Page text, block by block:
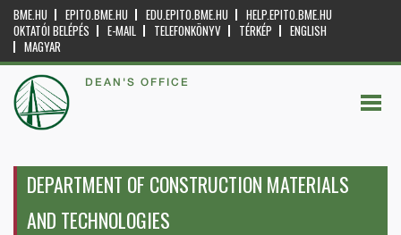
BME.HU EPITO.BME.HU EDU.EPITO.BME.HU
HELP.EPITO.BME.HU
OKTATÓI BELÉPÉS
E-MAIL TELEFONKÖNYV TÉRKÉP
ENGLISH
MAGYAR
DEAN'S OFFICE
DEPARTMENT OF CONSTRUCTION MATERIALS
AND TECHNOLOGIES